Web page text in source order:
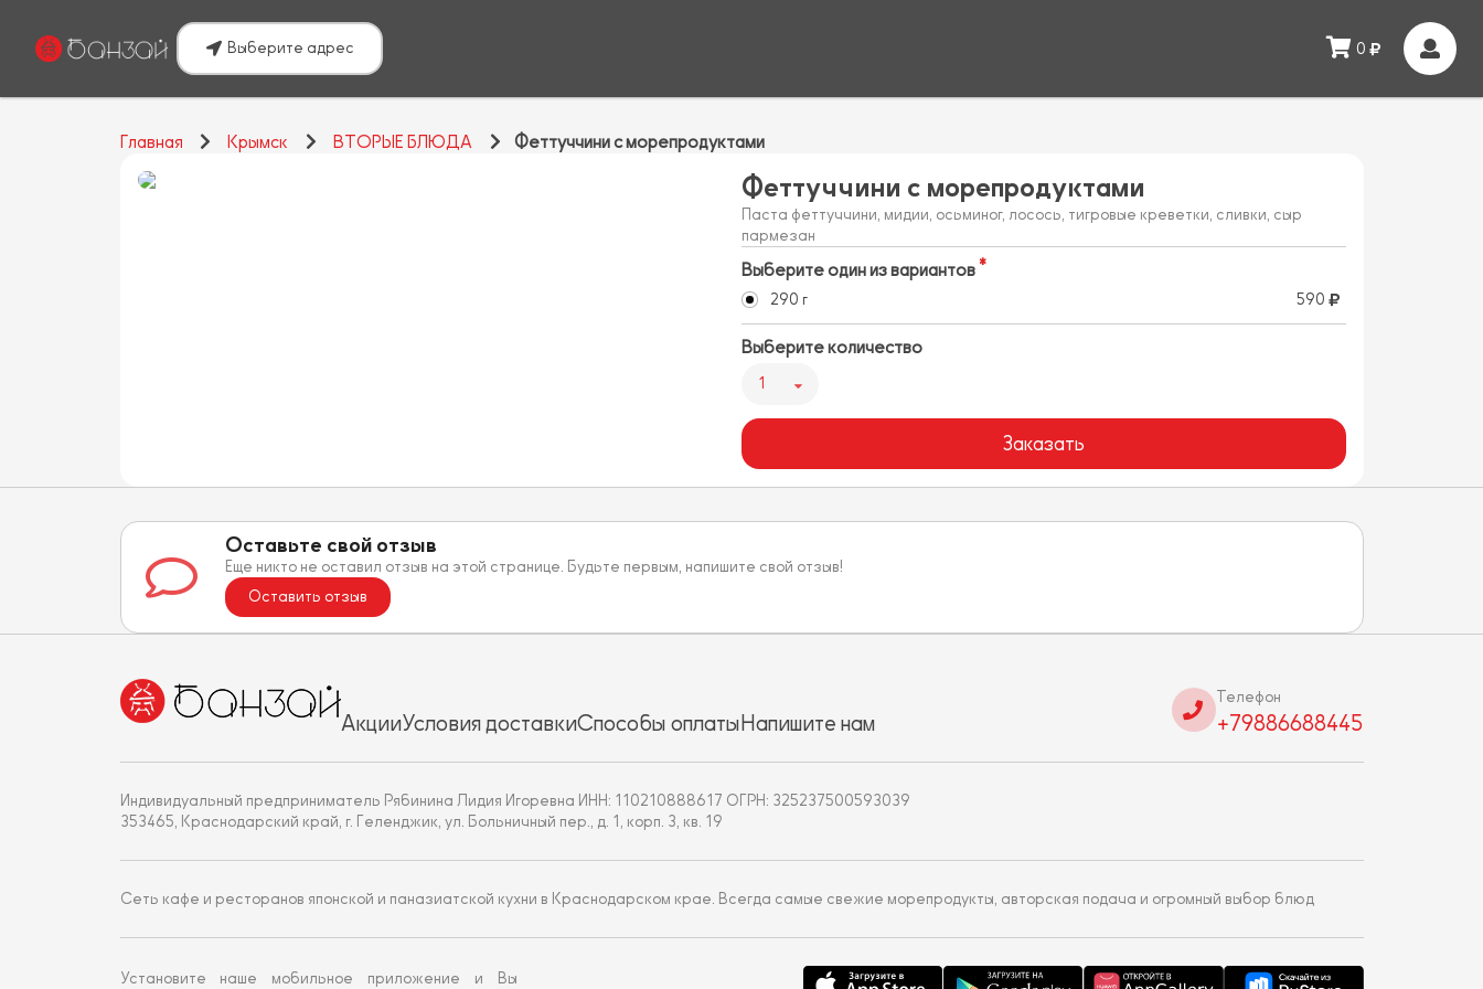
Выберите адрес 0
Главная Крымск ВТОРЫЕ БЛЮДА Феттуччини с морепродуктами
Феттуччини с морепродуктами
Паста феттуччини, мидии, осьминог, лосось, тигровые креветки, сливки, сыр
пармезан
Выберите один из вариантов
290 г 590
Выберите количество
1
Заказать
Оставьте свой отзыв
Еще никто не оставил отзыв на этой странице. Будьте первым, напишите свой отзыв!
Оставить отзыв
АкцииУсловия доставкиСпособы оплатыНапишите нам
Телефон
+79886688445
Индивидуальный предприниматель Рябинина Лидия Игоревна ИНН: 110210888617 ОГРН: 325237500593039
353465, Краснодарский край, г. Геленджик, ул. Больничный пер., д. 1, корп. 3, кв. 19
Сеть кафе и ресторанов японской и паназиатской кухни в Краснодарском крае. Всегда самые свежие морепродукты, авторская подача и огромный выбор блюд
Установите наше мобильное приложение и Вы